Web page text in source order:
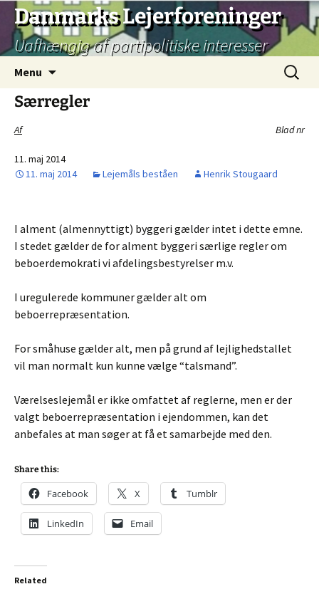
Hop
indhold
Danmarks Lejerforeninger
Uafhængig af partipolitiske interesser
Menu
Søg
efter:
Særregler
Af Blad nr
11. maj 2014
11. maj 2014
Lejemåls beståen Henrik Stougaard
I alment (almennyttigt) byggeri gælder intet i dette emne.
I stedet gælder de for alment byggeri særlige regler om
beboerdemokrati vi afdelingsbestyrelser m.v.
I uregulerede kommuner gælder alt om
beboerrepræsentation.
For småhuse gælder alt, men på grund af lejlighedstallet
vil man normalt kun kunne vælge “talsmand”.
Værelseslejemål er ikke omfattet af reglerne, men er der
valgt beboerrepræsentation i ejendommen, kan det
anbefales at man søger at få et samarbejde med den.
Share this:
Facebook X Tumblr
LinkedIn Email
Related